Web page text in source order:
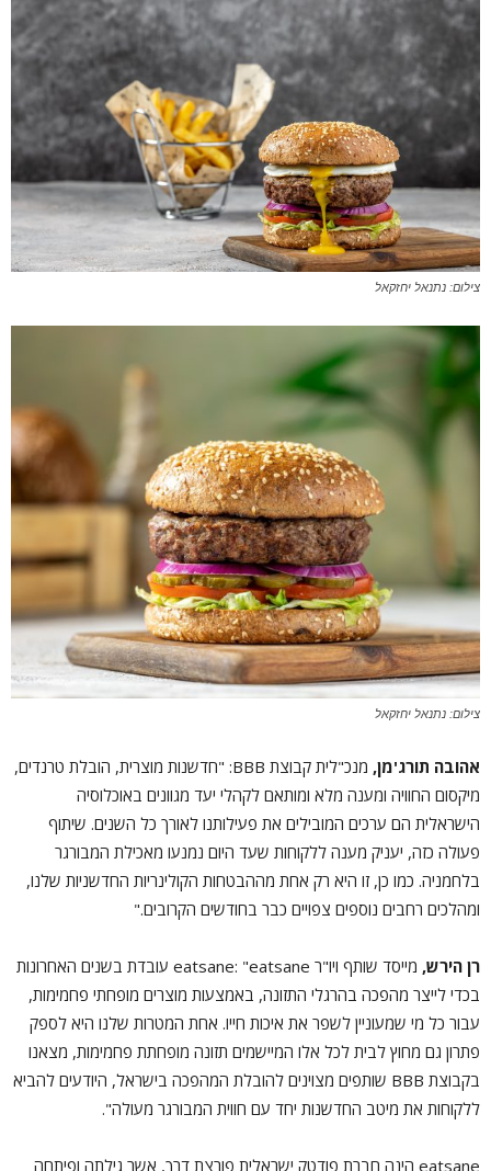
צילום: נתנאל יחזקאל
צילום: נתנאל יחזקאל
אהובה תורג'מן,
מנכ"לית קבוצת BBB: "חדשנות מוצרית, הובלת טרנדים,
מיקסום החוויה ומענה מלא ומותאם לקהלי יעד מגוונים באוכלוסיה
הישראלית הם ערכים המובילים את פעילותנו לאורך כל השנים. שיתוף
פעולה כזה, יעניק מענה ללקוחות שעד היום נמנעו מאכילת המבורגר
בלחמניה. כמו כן, זו היא רק אחת מההבטחות הקולינריות החדשניות שלנו,
ומהלכים רחבים נוספים צפויים כבר בחודשים הקרובים."
רן הירש,
מייסד שותף ויו"ר eatsane: "eatsane עובדת בשנים האחרונות
בכדי לייצר מהפכה בהרגלי התזונה, באמצעות מוצרים מופחתי פחמימות,
עבור כל מי שמעוניין לשפר את איכות חייו. אחת המטרות שלנו היא לספק
פתרון גם מחוץ לבית לכל אלו המיישמים תזונה מופחתת פחמימות, מצאנו
בקבוצת BBB שותפים מצוינים להובלת המהפכה בישראל, היודעים להביא
ללקוחות את מיטב החדשנות יחד עם חווית המבורגר מעולה".
eatsane הינה חברת פודטק ישראלית פורצת דרך, אשר גילתה ופיתחה